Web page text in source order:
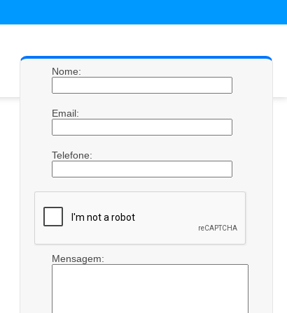
Nome:
Email:
Telefone:
Mensagem: